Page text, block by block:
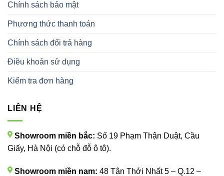
Chính sách bảo mật
Phương thức thanh toán
Chính sách đổi trả hàng
Điều khoản sử dụng
Kiểm tra đơn hàng
LIÊN HỆ
Showroom miền bắc: Số 19 Phạm Thận Duật, Cầu
Giấy, Hà Nội (có chỗ đỗ ô tô).
Showroom miền nam: 48 Tân Thới Nhất 5 – Q.12 –